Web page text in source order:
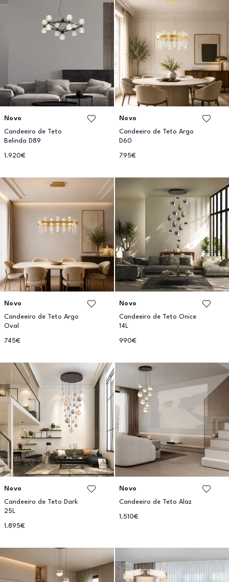
Novo
Candeeiro de Teto
Belinda D89
1.920€
Novo
Candeeiro de Teto Argo
D60
795€
Novo
Candeeiro de Teto Argo
Oval
745€
Novo
Candeeiro de Teto Onice
14L
990€
Novo
Candeeiro de Teto Dark
25L
1.895€
Novo
Candeeiro de Teto Alaz
1.510€